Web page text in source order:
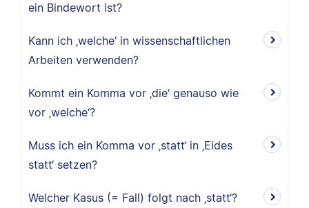
ein Bindewort ist?
Kann ich ‚welche‘ in wissenschaftlichen
Arbeiten verwenden?
Kommt ein Komma vor ‚die‘ genauso wie
vor ‚welche‘?
Muss ich ein Komma vor ‚statt‘ in ‚Eides
statt‘ setzen?
Welcher Kasus (= Fall) folgt nach ‚statt‘?